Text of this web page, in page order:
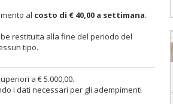
al costo di € 40,00 a settimana.
restituita alla fine del periodo del
tipo.
a € 5.000,00.
i dati necessari per gli adempimenti